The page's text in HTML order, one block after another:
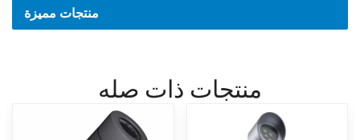
منتجات مميزة
منتجات ذات صله